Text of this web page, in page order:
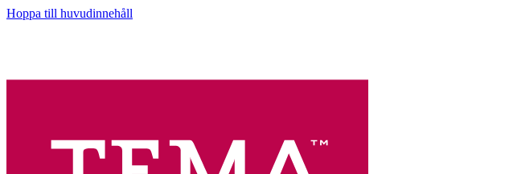
Hoppa till huvudinnehåll